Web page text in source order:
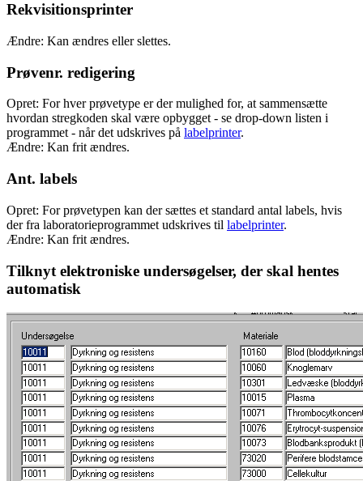
Rekvisitionsprinter
Ændre: Kan ændres eller slettes.
Prøvenr. redigering
Opret: For hver prøvetype er der mulighed for, at sammensætte
hvordan stregkoden skal være opbygget - se drop-down listen i
programmet - når det udskrives på labelprinter.
Ændre: Kan frit ændres.
Ant. labels
Opret: For prøvetypen kan der sættes et standard antal labels, hvis
der fra laboratorieprogrammet udskrives til labelprinter.
Ændre: Kan frit ændres.
Tilknyt elektroniske undersøgelser, der skal hentes
automatisk